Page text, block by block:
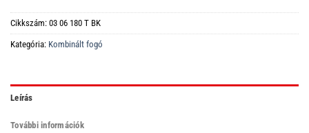
Cikkszám: 03 06 180 T BK
Kategória: Kombinált fogó
Leírás
További információk